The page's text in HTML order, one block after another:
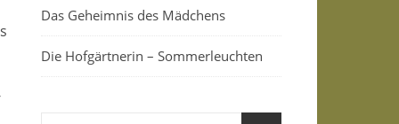
Das Geheimnis des Mädchens
Die Hofgärtnerin – Sommerleuchten